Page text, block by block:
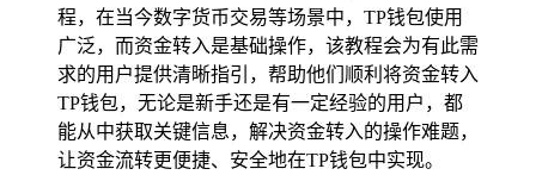
程，在当今数字货币交易等场景中，TP钱包使用
广泛，而资金转入是基础操作，该教程会为有此需
求的用户提供清晰指引，帮助他们顺利将资金转入
TP钱包，无论是新手还是有一定经验的用户，都
能从中获取关键信息，解决资金转入的操作难题，
让资金流转更便捷、安全地在TP钱包中实现。